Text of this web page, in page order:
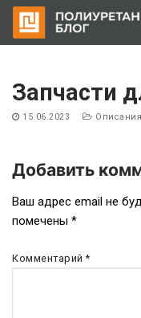
содержимому
Запчасти
15.06.2023
Навигация
по
записям
Добавить
Ваш адрес email не
помечены *
Комментарий*